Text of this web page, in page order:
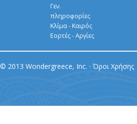
Γεν.
πληροφορίες
Κλίμα - Καιρός
Εορτές - Αργίες
© 2013 Wondergreece, Inc. · Όροι Χρήσης